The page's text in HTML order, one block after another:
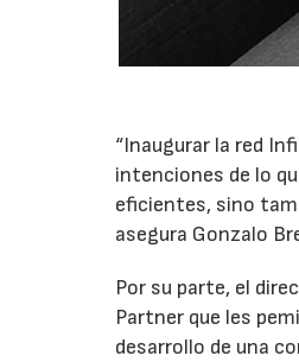
“Inaugurar la red
intenciones de lo
eficientes, sino
asegura Gonzalo
Por su parte, el
Partner que les
desarrollo de una